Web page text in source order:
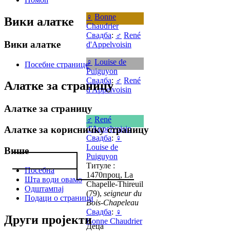
♀ Bonne
Chaudrier
Свадба: ♂ René
d'Appelvoisin
♀ Louise de
Puiguyon
Свадба: ♂ René
d'Appelvoisin
♂ René
d'Appelvoisin
Свадба: ♀
Louise de
Puiguyon
Титуле :
1470проц, La
Chapelle-Thireuil
(79), seigneur du
Bois-Chapeleau
Свадба: ♀
Bonne Chaudrier
Деца
Вики алатке
Вики алатке
Посебне странице
Алатке за страницу
Алатке за страницу
Алатке за корисничку страницу
Више
Посебна
Шта води овамо
Одштампај
Подаци о страници
Други пројекти